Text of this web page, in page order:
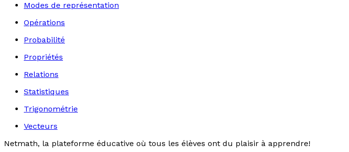
Modes de représentation
Opérations
Probabilité
Propriétés
Relations
Statistiques
Trigonométrie
Vecteurs
Netmath, la plateforme éducative où tous les élèves ont du plaisir à apprendre!